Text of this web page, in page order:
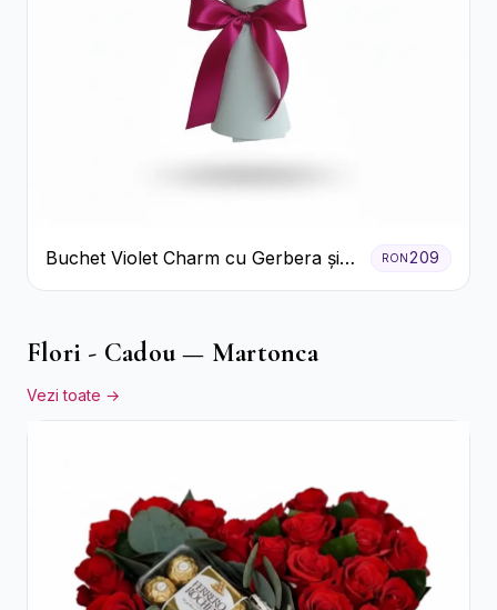
Buchet Violet Charm cu Gerbera și
Lisianthus Alb
RON209
Flori - Cadou — Martonca
Vezi toate →